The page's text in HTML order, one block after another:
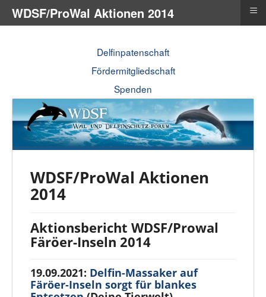
Delfinpatenschaft
Fördermitgliedschaft
Spenden
WDSF/ProWal Aktionen
2014
Aktionsbericht WDSF/Prowal
Färöer-Inseln 2014
19.09.2021: Delfin-Massaker auf
Färöer-Inseln sorgt für blankes
WDSF/ProWal Aktionen 2014 ≡